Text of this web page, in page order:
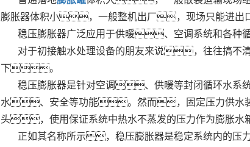
膨胀器体积小，一般整机出厂，现场只能进出
稳压膨胀器广泛应用于供暖、空调系统和各
对于初接触水处理设备的朋友来说，往往搞不
下。
稳压膨胀器是针对空调、供暖等封闭循环水
水、安全等功能。然而，固定压力供水装
头，使用保证系统中热水不蒸发的压力作为膨胀水
正如其名称所示，稳压膨胀器是稳定系统内的